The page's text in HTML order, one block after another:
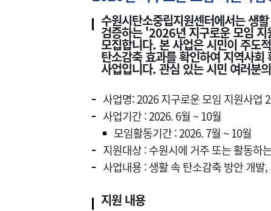
수원시탄소중립지원센터에서는 생
검증하는 '2026년 지구로운 모임
모집합니다. 본 사업은 시민이 주도
탄소감축 효과를 확인하여 지역사
사업입니다. 관심 있는 시민 여러분
사업명: 2026 지구로운 모임 지원사업
사업기간 : 2026. 6월 ~ 10월
모임활동기간 : 2026. 7월 ~ 10월
지원대상 : 수원시에 거주 또는 활동하
사업내용 : 생활 속 탄소감축 방안 개
지원 내용